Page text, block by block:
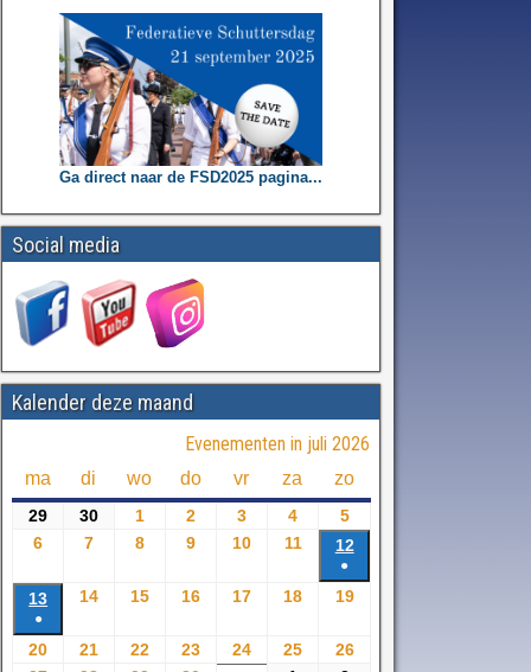
Ga direct naar de FSD2025 pagina...
Social media
Kalender deze maand
Evenementen in juli 2026
ma di wo do vr za zo
29 30 1 2 3 4
5
6
7 8 9 10 11 12
●
13
●
14 15 16 17 18 19
20 21 22 23 24 25
26